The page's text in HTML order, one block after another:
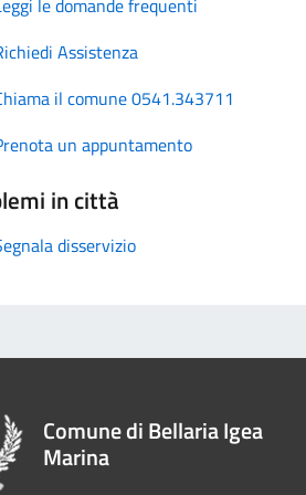
Assistenza
il comune 0541.343711
un appuntamento
in città
disservizio
Comune di Bellaria Igea
Marina